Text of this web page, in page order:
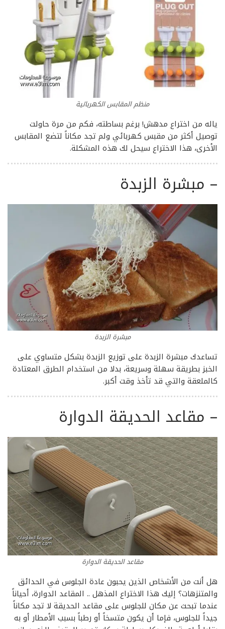
منظم المقابس الكهربائية
ياله من اختراع مدهش! برغم بساطته، فكم من مرة حاولت
توصيل أكثر من مقبس كهربائي ولم تجد مكاناً لتضع المقابس
الأخرى، هذا الاختراع سيحل لك هذه المشكلة.
– مبشرة الزبدة
مبشرة الزبدة
تساعدك مبشرة الزبدة على توزيع الزبدة بشكل متساوي على
الخبز بطريقة سهلة وسريعة، بدلا من استخدام الطرق المعتادة
كالملعقة والتي قد تأخذ وقت أكبر.
– مقاعد الحديقة الدوارة
مقاعد الحديقة الدوارة
هل أنت من الأشخاص الذين يحبون عادة الجلوس في الحدائق
والمتنزهات؟ إليك هذا الاختراع المذهل .. المقاعد الدوارة، أحياناً
عندما تبحث عن مكان للجلوس على مقاعد الحديقة لا تجد مكاناً
جيداً للجلوس، فإما أن يكون متسخاً أو رطباً بسبب الأمطار أو به